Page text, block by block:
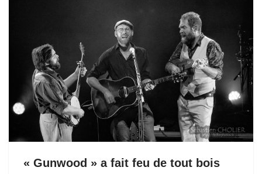
« Gunwood » a fait feu de tout bois